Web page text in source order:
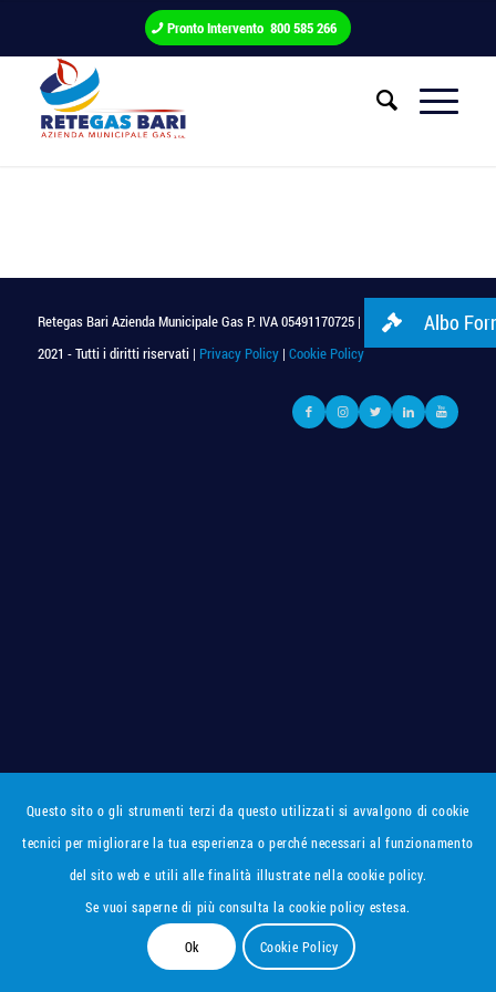
Pronto Intervento 800 585 266
Retegas Bari Azienda Municipale Gas P. IVA 05491170725 | © Copyright
2021 - Tutti i diritti riservati | Privacy Policy| Cookie Policy
Questo sito o gli strumenti terzi da questo utilizzati si avvalgono di cookie
tecnici per migliorare la tua esperienza o perché necessari al funzionamento
del sito web e utili alle finalità illustrate nella cookie policy.
Se vuoi saperne di più consulta la cookie policy estesa.
Ok Cookie Policy
Albo